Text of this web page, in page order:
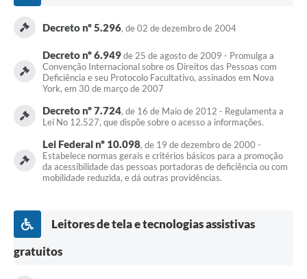
Decreto nº 5.296, de 02 de dezembro de 2004
Decreto nº 6.949de 25 de agosto de 2009 - Promulga a
Convenção Internacional sobre os Direitos das Pessoas com
Deficiência e seu Protocolo Facultativo, assinados em Nova
York, em 30 de março de 2007
Decreto nº 7.724, de 16 de Maio de 2012 - Regulamenta a
Lei No 12.527, que dispõe sobre o acesso a informações.
Lei Federal nº 10.098, de 19 de dezembro de 2000 -
Estabelece normas gerais e critérios básicos para a promoção
da acessibilidade das pessoas portadoras de deficiência ou com
mobilidade reduzida, e dá outras providências.
Leitores de tela e tecnologias assistivas
gratuitos